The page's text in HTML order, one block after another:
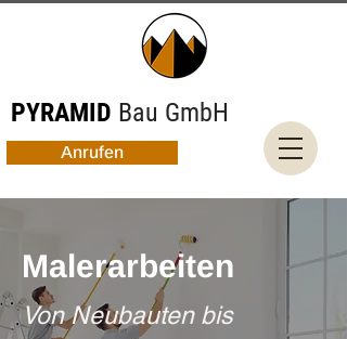
Anrufen
PYRAMID Bau GmbH
Malerarbeiten
Von Neubauten bis